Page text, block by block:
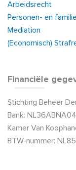
Arbeidsrecht
Personen- en
Mediation
(Economisch)
Financiële
Stichting Beheer
Bank:
Kamer Van
BTW-nummer: